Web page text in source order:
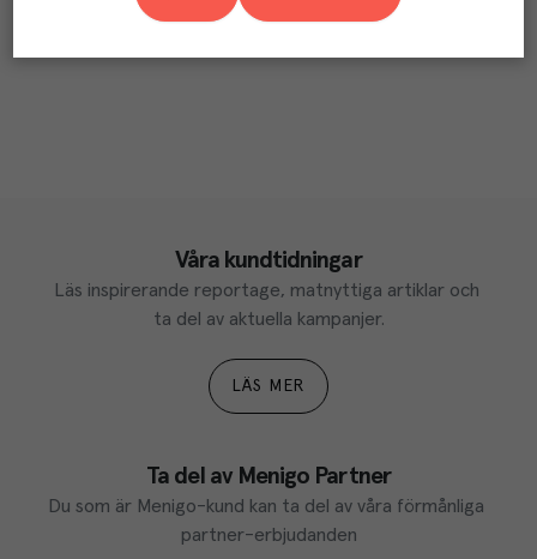
Våra kundtidningar
Läs inspirerande reportage, matnyttiga artiklar och
ta del av aktuella kampanjer.
LÄS MER
Ta del av Menigo Partner
Du som är Menigo-kund kan ta del av våra förmånliga
partner-erbjudanden